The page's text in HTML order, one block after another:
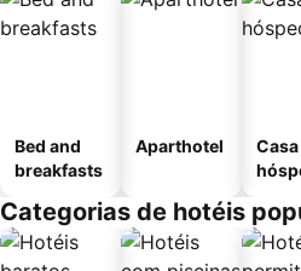
Bed and
breakfasts
Aparthotel
Categorias de hotéis